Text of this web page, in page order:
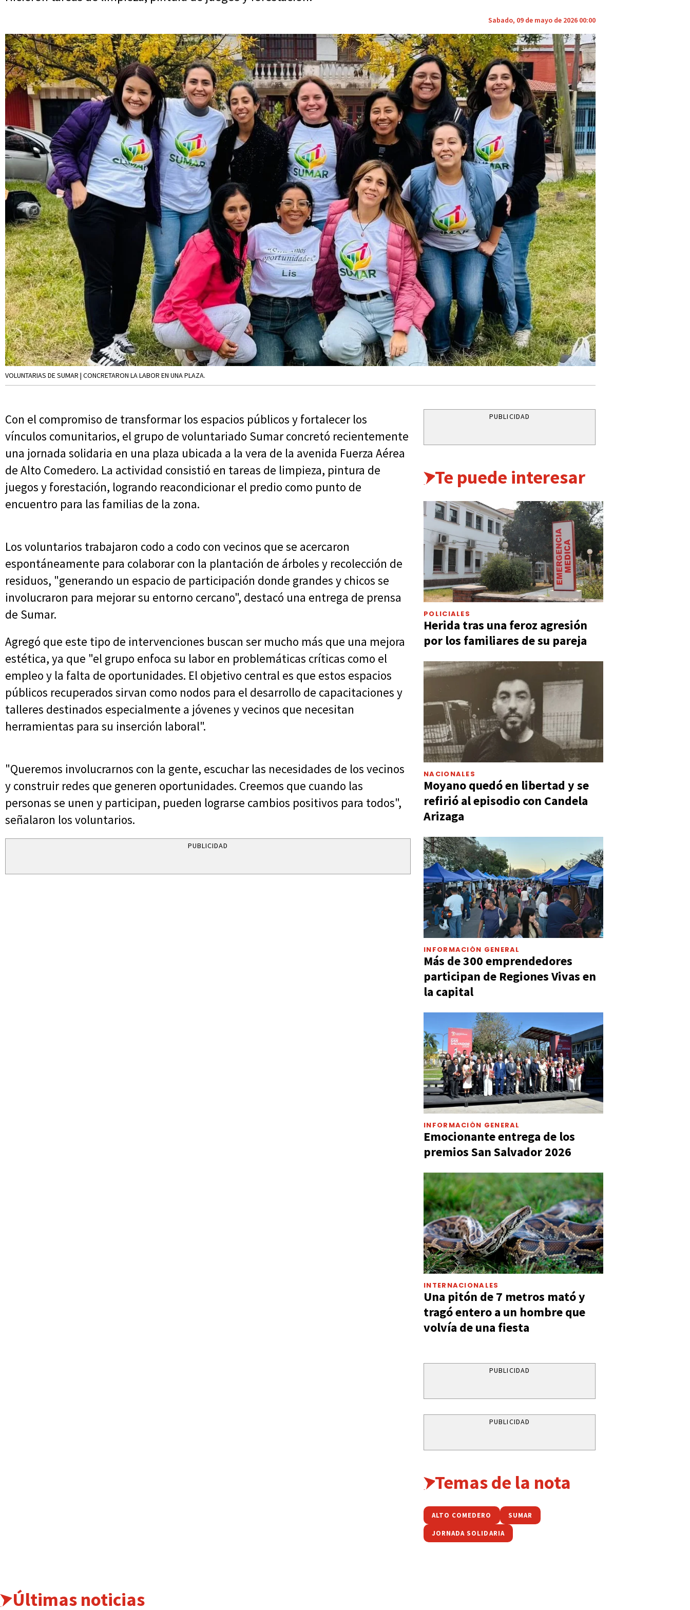
Sabado, 09 de mayo de 2026 00:00
VOLUNTARIAS DE SUMAR | CONCRETARON LA LABOR EN UNA PLAZA.
Con el compromiso de transformar los espacios públicos y fortalecer los
vínculos comunitarios, el grupo de voluntariado Sumar concretó recientemente
una jornada solidaria en una plaza ubicada a la vera de la avenida Fuerza Aérea
de Alto Comedero. La actividad consistió en tareas de limpieza, pintura de
juegos y forestación, logrando reacondicionar el predio como punto de
encuentro para las familias de la zona.
Los voluntarios trabajaron codo a codo con vecinos que se acercaron
espontáneamente para colaborar con la plantación de árboles y recolección de
residuos, "generando un espacio de participación donde grandes y chicos se
involucraron para mejorar su entorno cercano", destacó una entrega de prensa
de Sumar.
Agregó que este tipo de intervenciones buscan ser mucho más que una mejora
estética, ya que "el grupo enfoca su labor en problemáticas críticas como el
empleo y la falta de oportunidades. El objetivo central es que estos espacios
públicos recuperados sirvan como nodos para el desarrollo de capacitaciones y
talleres destinados especialmente a jóvenes y vecinos que necesitan
herramientas para su inserción laboral".
"Queremos involucrarnos con la gente, escuchar las necesidades de los vecinos
y construir redes que generen oportunidades. Creemos que cuando las
personas se unen y participan, pueden lograrse cambios positivos para todos",
señalaron los voluntarios.
PUBLICIDAD
PUBLICIDAD
Te puede interesar
POLICIALES
Herida tras una feroz agresión
por los familiares de su pareja
NACIONALES
Moyano quedó en libertad y se
refirió al episodio con Candela
Arizaga
INFORMACIÓN GENERAL
Más de 300 emprendedores
participan de Regiones Vivas en
la capital
INFORMACIÓN GENERAL
Emocionante entrega de los
premios San Salvador 2026
INTERNACIONALES
Una pitón de 7 metros mató y
tragó entero a un hombre que
volvía de una fiesta
PUBLICIDAD
PUBLICIDAD
Temas de la nota
ALTO COMEDERO SUMAR
JORNADA SOLIDARIA
Últimas noticias